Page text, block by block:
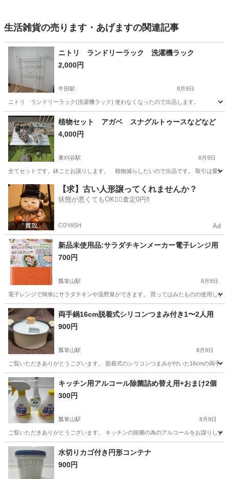
生活雑貨の売ります・あげますの関連記事
ニトリ ランドリーラック 洗濯機ラック
2,000円
牛田駅 8月9日
ニトリ ランドリーラック(洗濯機ラック) 使わなくなったので出品します。
愛知 知立市 牛田駅 家庭用品 ラック
植物セット アガベ スナグルトゥースなどなど
4,000円
東刈谷駅 8月9日
全てセットです。鉢ごとお譲りします。 植物減らしたいので出品です。 取引は愛知
愛知 刈谷市 東刈谷駅 家庭用品 アガベ
【求】古い人形譲ってくれませんか？
状態が悪くてもOK🙆‍♀️査定0円‼️
COYASH Ad
新品未使用品:サラダチキンメーカー電子レンジ用
700円
瓢箪山駅 8月9日
電子レンジで簡単にサラダチキンや温野菜ができます。 買ってはみたものの使用し
愛知 名古屋市 瓢箪山駅 調理器具 サラダチキン
両手鍋16cm脱着式シリコンつまみ付き1〜2人用
900円
瓢箪山駅 8月9日
ご覧いただきありがとうございます。 脱着式のシリコンつまみが付いた16cmの両手
愛知 名古屋市 瓢箪山駅
キッチン用アルコール除菌詰め替え用+おまけ2個
300円
瓢箪山駅 8月9日
ご覧いただきありがとうございます。 キッチンの除菌の為のアルコールをお譲りし
愛知 名古屋市 瓢箪山駅 家庭用品 アルコール
水切りカゴ付き円形コンテナ
900円